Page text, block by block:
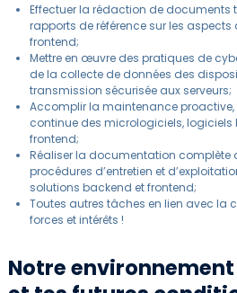
Effectuer la rédaction de documents
rapports de référence sur les
frontend;
Mettre en œuvre des pratiques de
de la collecte de données des
transmission sécurisée aux serveurs;
Accomplir la maintenance
continue des micrologiciels, logiciels
frontend;
Réaliser la documentation complète
procédures d’entretien et
solutions backend et frontend;
Toutes autres tâches en lien avec la
forces et intérêts !
Notre